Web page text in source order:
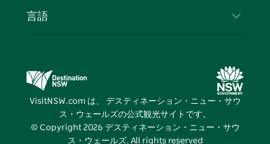
イベント
NSWでのビジネス
デスティネーション・ニュー・サウス・ウェール
ズメディアセンター
ビビッド・シドニー
言語
VisitNSW.com は、 デスティネーション・ニュー・サウ
ス・ウェールズの公式観光サイトです。
© Copyright 2026 デスティネーション・ニュー・サウ
ス・ウェールズ. All rights reserved